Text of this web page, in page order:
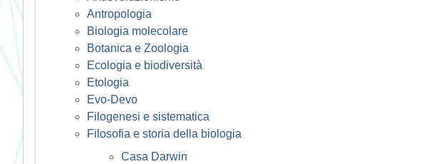
Antropologia
Biologia molecolare
Botanica e Zoologia
Ecologia e biodiversità
Etologia
Evo-Devo
Filogenesi e sistematica
Filosofia e storia della biologia
Casa Darwin